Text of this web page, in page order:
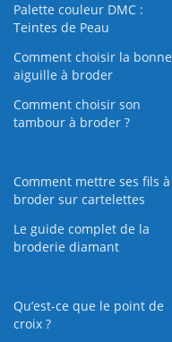
Palette couleur DMC :
Teintes de Peau
Comment choisir la bonne
aiguille à broder
Comment choisir son
tambour à broder ?
Comment mettre ses fils à
broder sur cartelettes
Le guide complet de la
broderie diamant
Qu’est-ce que le point de
croix ?